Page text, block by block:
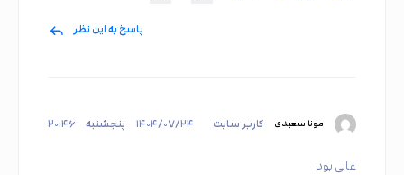
پاسخ به این نظر
مونا سعیدی کاربر سایت ۱۴۰۴/۰۷/۲۴ پنجشنبه ۲۰:۴۶
عالی بود